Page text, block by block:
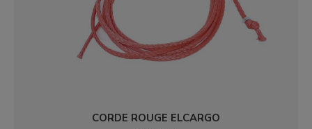
CORDE ROUGE ELCARGO